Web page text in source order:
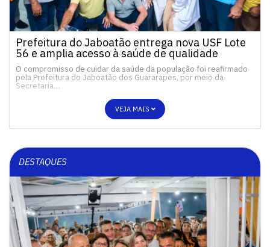
Prefeitura do Jaboatão entrega nova USF Lote
56 e amplia acesso à saúde de qualidade
O compromisso de cuidar da saúde da população foi reafirmado
pela Prefeitura do Jaboatão dos Guararapes, por meio da
Secretaria…
VEJA MAIS
DESTAQUES